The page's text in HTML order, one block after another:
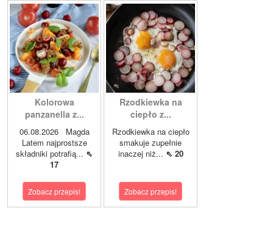
Kolorowa
panzanella z...
06.08.2026 Magda
Latem najprostsze
składniki potrafią... ⇖
17
Zobacz przepis!
Rzodkiewka na
ciepło z...
Rzodkiewka na ciepło
smakuje zupełnie
inaczej niż... ⇖ 20
Zobacz przepis!